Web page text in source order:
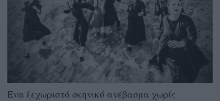
Ένα ξεχωριστό σκηνικό ανέβασμα χωρίς